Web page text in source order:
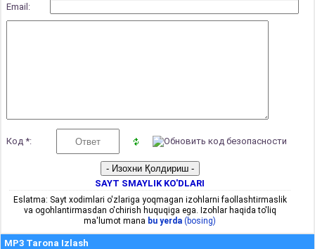
Email:
Код *:
SAYT SMAYLIK KO'DLARI
Eslatma: Sayt xodimlari o'zlariga yoqmagan izohlarni faollashtirmaslik
va ogohlantirmasdan o'chirish huquqiga ega. Izohlar haqida to'liq
ma'lumot mana bu yerda (bosing)
MP3 Tarona Izlash